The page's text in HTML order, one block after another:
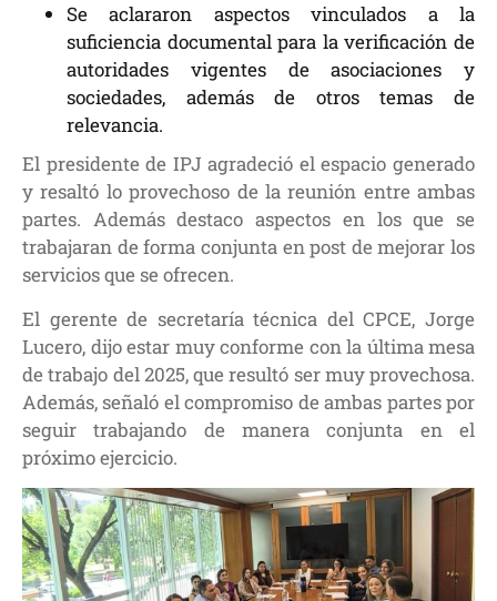
Se aclararon aspectos vinculados a la
suficiencia documental para la verificación de
autoridades vigentes de asociaciones y
sociedades, además de otros temas de
relevancia.
El presidente de IPJ agradeció el espacio generado
y resaltó lo provechoso de la reunión entre ambas
partes. Además destaco aspectos en los que se
trabajaran de forma conjunta en post de mejorar los
servicios que se ofrecen.
El gerente de secretaría técnica del CPCE, Jorge
Lucero, dijo estar muy conforme con la última mesa
de trabajo del 2025, que resultó ser muy provechosa.
Además, señaló el compromiso de ambas partes por
seguir trabajando de manera conjunta en el
próximo ejercicio.